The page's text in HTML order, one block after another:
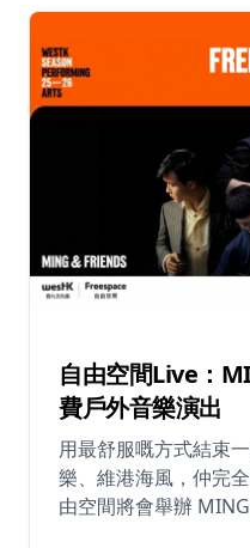
時 📍 海洋公園水上樂
門票由2026年6月8日
港黃金時代的標誌性
量呈現,讓你隨著熟悉
🍺 現場更有冰涼的
Rosé 啤酒無限暢飲!
熱舞狂歡,一邊暢飲清
東歌最璀璨的盛世。 這不僅是一場派對,更是對粵
語流行文化的致敬,以
著你。無論你是資深
經典,這個夜晚都將帶
📅 日期:2026年7月
至11時59分 📍
月1日凌晨12時起 🔞 此活動只限18歲或以上人士
參加。歡享美酒,請理
自由空間Live：
費戶外音樂演出
用最舒服嘅方式結束
樂、維港海風，仲完
由空間將會舉辦